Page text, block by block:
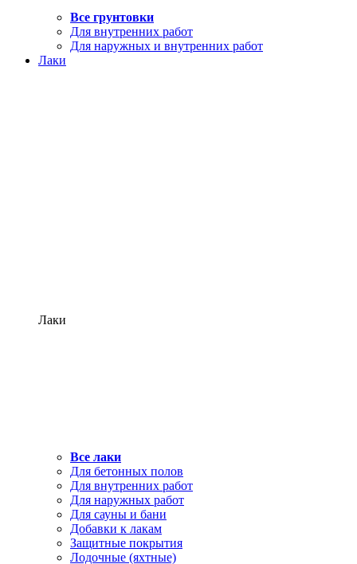
Все грунтовки
Для внутренних работ
Для наружных и внутренних работ
Лаки
Лаки
Все лаки
Для бетонных полов
Для внутренних работ
Для наружных работ
Для сауны и бани
Добавки к лакам
Защитные покрытия
Лодочные (яхтные)